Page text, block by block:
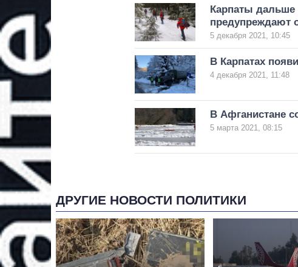
Карпаты дальше
предупреждают
5 декабря 2021, 10:45
В Карпатах
4 декабря 2021, 11:48
В Афганистане
5 марта 2021, 08:15
ДРУГИЕ НОВОСТИ ПОЛИТИКИ